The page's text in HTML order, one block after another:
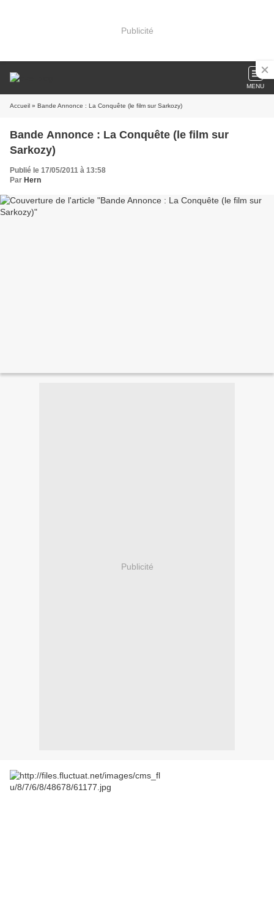
Publicité
MENU
Accueil » Bande Annonce : La Conquête (le film sur Sarkozy)
Bande Annonce : La Conquête (le film sur
Sarkozy)
Publié le 17/05/2011 à 13:58
Par Hern
Publicité